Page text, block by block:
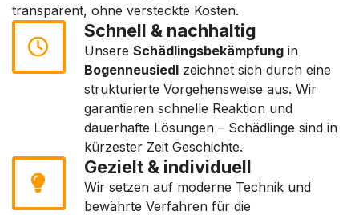
transparent, ohne versteckte Kosten.
Schnell & nachhaltig
Unsere Schädlingsbekämpfung in
Bogenneusiedl zeichnet sich durch eine
strukturierte Vorgehensweise aus. Wir
garantieren schnelle Reaktion und
dauerhafte Lösungen – Schädlinge sind in
kürzester Zeit Geschichte.
Gezielt & individuell
Wir setzen auf moderne Technik und
bewährte Verfahren für die